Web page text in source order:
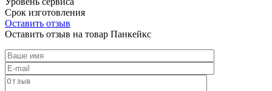
Срок изготовления
Оставить отзыв
Оставить отзыв на товар Панкейкс